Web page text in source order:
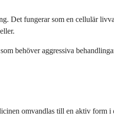
Det fungerar som en cellulär
behöver aggressiva
omvandlas till en aktiv form i